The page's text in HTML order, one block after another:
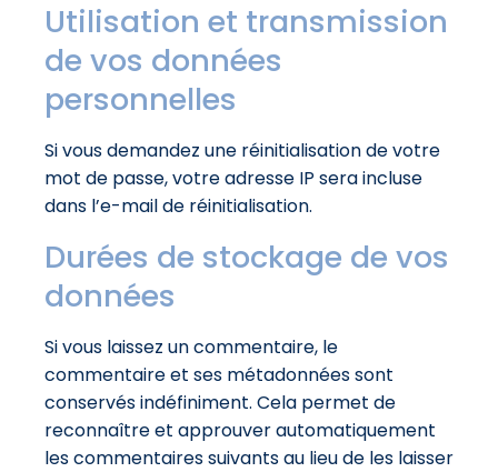
Utilisation et transmission
de vos données
personnelles
Si vous demandez une réinitialisation de votre
mot de passe, votre adresse IP sera incluse
dans l’e-mail de réinitialisation.
Durées de stockage de vos
données
Si vous laissez un commentaire, le
commentaire et ses métadonnées sont
conservés indéfiniment. Cela permet de
reconnaître et approuver automatiquement
les commentaires suivants au lieu de les laisser